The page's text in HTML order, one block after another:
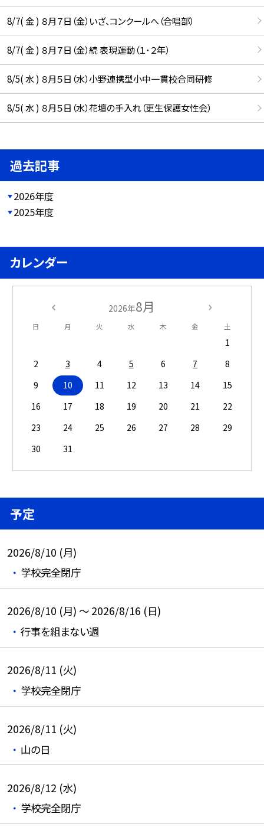
8/7( 金 ) ８月７日（金）いざ、コンクールへ（合唱部）
8/7( 金 ) ８月７日（金）続 表現運動（１･２年）
8/5( 水 ) ８月５日（水）小野連携型小中一貫校合同研修
8/5( 水 ) ８月５日（水）花壇の手入れ（更生保護女性会）
過去記事
2026年度
2025年度
カレンダー
2026年8月
日 月 火 水 木 金 土
1
2
3 4 5 6 7
8
9
10 11 12 13 14
15
16
17 18 19 20 21
22
23
24 25 26 27 28
29
30
31
予定
2026/8/10 (月)
学校完全閉庁
2026/8/10 (月) ～ 2026/8/16 (日)
行事を組まない週
2026/8/11 (火)
学校完全閉庁
2026/8/11 (火)
山の日
2026/8/12 (水)
学校完全閉庁